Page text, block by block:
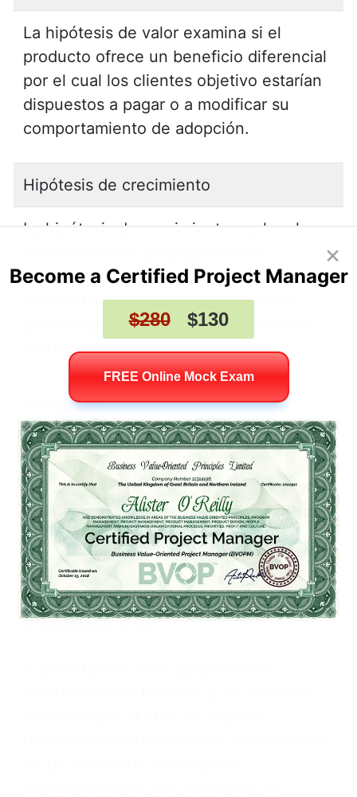
La hipótesis de valor examina si el
producto ofrece un beneficio diferencial
por el cual los clientes objetivo estarían
dispuestos a pagar o a modificar su
comportamiento de adopción.
Hipótesis de crecimiento
La hipótesis de crecimiento explora los
producto: canales de adquisición,
viralidad y sostenibilidad del modelo
para escalar sin degradar la economía
unitaria.
Validación
Un MVP bien concebido ataca
simultáneamente las hipótesis de valor y
crecimiento mediante la solución más
reducida capaz de generar datos
accionables que validen o refuten las
premisas de mayor riesgo.
Prototipo vs MVP
×
Become a Certified Project Manager
$280 $130
FREE Online Mock Exam